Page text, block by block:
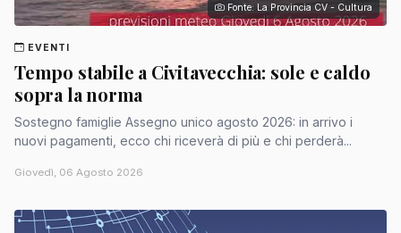
Fonte: La Provincia CV - Cultura
EVENTI
Tempo stabile a Civitavecchia: sole e caldo
sopra la norma
Sostegno famiglie Assegno unico agosto 2026: in arrivo i
nuovi pagamenti, ecco chi riceverà di più e chi perderà...
Giovedì, 06 Agosto 2026